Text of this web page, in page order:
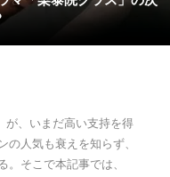
が、いまだ高い支持を得
人気も衰えを知らず、
。そこで本記事では、